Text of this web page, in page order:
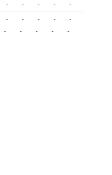
- - - - -
- - - -
-
- - - - -